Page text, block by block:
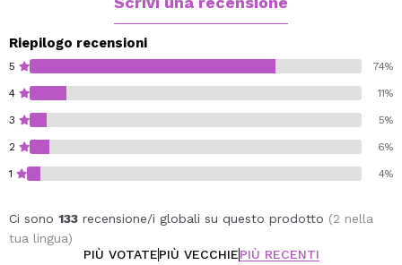
Riepilogo recensioni
5 74%
4 11%
3 5%
2 6%
1 4%
Ci sono 133 recensione/i globali su questo prodotto (2 nella
tua lingua)
PIÙ VOTATEPIÙ VECCHIEPIÙ RECENTI